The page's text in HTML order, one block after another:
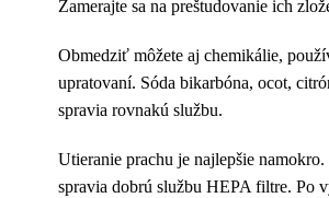
Zamerajte sa na preštudovanie ich
Obmedziť môžete aj chemikálie,
upratovaní. Sóda bikarbóna, ocot,
spravia rovnakú službu.
Utieranie prachu je najlepšie
spravia dobrú službu HEPA filtre. Po